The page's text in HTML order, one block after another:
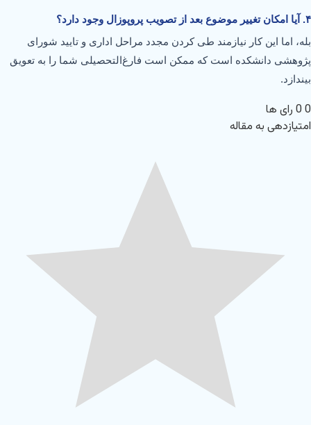
۴. آیا امکان تغییر موضوع بعد از تصویب پروپوزال وجود دارد؟
بله، اما این کار نیازمند طی کردن مجدد مراحل اداری و تایید شورای
پژوهشی دانشکده است که ممکن است فارغ‌التحصیلی شما را به تعویق
بیندازد.
0
0 رای ها
امتیازدهی به مقاله